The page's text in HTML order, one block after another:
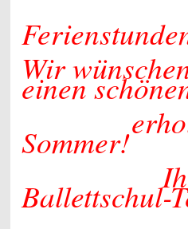
Wir
einen
Sommer!